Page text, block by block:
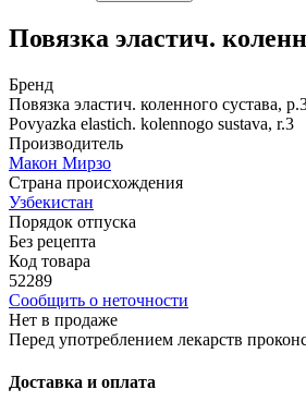
Повязка эластич.
Бренд
Повязка эластич. коленного сустава,
Povyazka elastich. kolennogo sustava, r.3
Производитель
Макон Мирзо
Страна происхождения
Узбекистан
Порядок отпуска
Без рецепта
Код товара
52289
Сообщить о неточности
Нет в продаже
Перед употреблением лекарств
Доставка и оплата